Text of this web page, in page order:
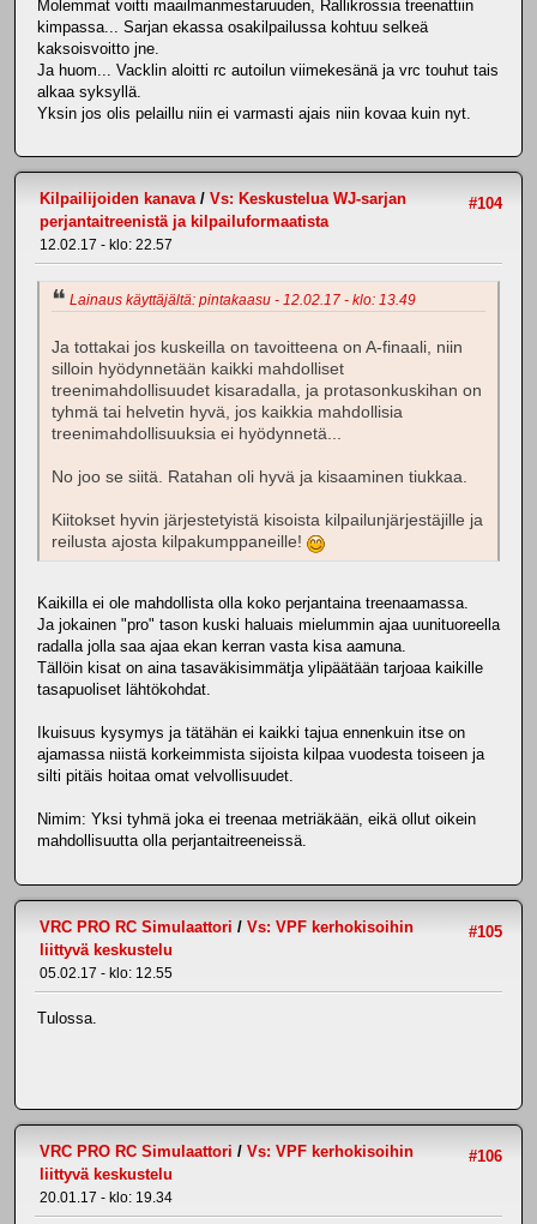
Molemmat voitti maailmanmestaruuden, Rallikrossia treenattiin
kimpassa... Sarjan ekassa osakilpailussa kohtuu selkeä
kaksoisvoitto jne.
Ja huom... Vacklin aloitti rc autoilun viimekesänä ja vrc touhut tais
alkaa syksyllä.
Yksin jos olis pelaillu niin ei varmasti ajais niin kovaa kuin nyt.
#104
Kilpailijoiden kanava/ Vs: Keskustelua WJ-sarjan
perjantaitreenistä ja kilpailuformaatista
12.02.17 - klo: 22.57
Lainaus käyttäjältä: pintakaasu - 12.02.17 - klo: 13.49
Ja tottakai jos kuskeilla on tavoitteena on A-finaali, niin
silloin hyödynnetään kaikki mahdolliset
treenimahdollisuudet kisaradalla, ja protasonkuskihan on
tyhmä tai helvetin hyvä, jos kaikkia mahdollisia
treenimahdollisuuksia ei hyödynnetä...
No joo se siitä. Ratahan oli hyvä ja kisaaminen tiukkaa.
Kiitokset hyvin järjestetyistä kisoista kilpailunjärjestäjille ja
reilusta ajosta kilpakumppaneille!
Kaikilla ei ole mahdollista olla koko perjantaina treenaamassa.
Ja jokainen "pro" tason kuski haluais mielummin ajaa uunituoreella
radalla jolla saa ajaa ekan kerran vasta kisa aamuna.
Tällöin kisat on aina tasaväkisimmätja ylipäätään tarjoaa kaikille
tasapuoliset lähtökohdat.
Ikuisuus kysymys ja tätähän ei kaikki tajua ennenkuin itse on
ajamassa niistä korkeimmista sijoista kilpaa vuodesta toiseen ja
silti pitäis hoitaa omat velvollisuudet.
Nimim: Yksi tyhmä joka ei treenaa metriäkään, eikä ollut oikein
mahdollisuutta olla perjantaitreeneissä.
#105
VRC PRO RC Simulaattori / Vs: VPF kerhokisoihin
liittyvä keskustelu
05.02.17 - klo: 12.55
Tulossa.
#106
VRC PRO RC Simulaattori / Vs: VPF kerhokisoihin
liittyvä keskustelu
20.01.17 - klo: 19.34